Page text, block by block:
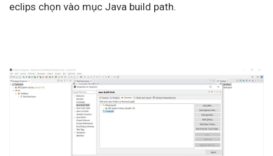
eclips chọn vào mục Java build path.